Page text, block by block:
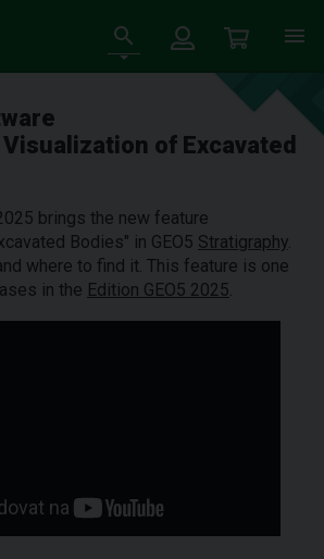
Visualization of Excavated
brings the new feature
Bodies" in GEO5 Stratigraphy.
where to find it. This feature is one
in the Edition GEO5 2025.